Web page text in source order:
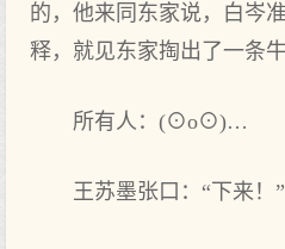
的，他来同东家说，白岑
释，就见东家掏出了一条牛
所有人：(⊙o⊙)…
王苏墨张口：“下来！”